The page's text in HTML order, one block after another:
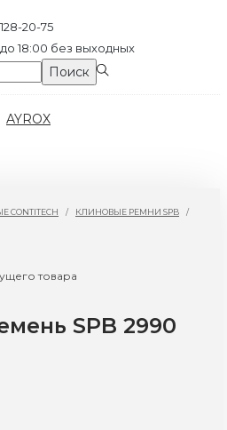
20-75
18:00 без выходных
Поиск
AYROX
/ КЛИНОВЫЕ РЕМНИ SPB /
SPB 2990